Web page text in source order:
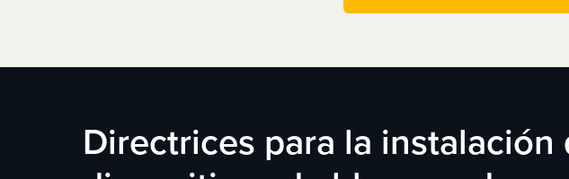
Directrices para la instalación